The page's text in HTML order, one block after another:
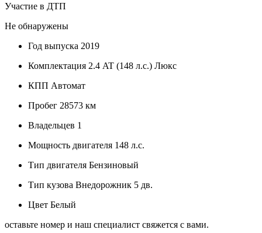
Участие в ДТП
Не обнаружены
Год выпуска 2019
Комплектация 2.4 AT (148 л.с.) Люкс
КПП Автомат
Пробег 28573 км
Владельцев 1
Мощность двигателя 148 л.с.
Тип двигателя Бензиновый
Тип кузова Внедорожник 5 дв.
Цвет Белый
оставьте номер и наш специалист свяжется с вами.